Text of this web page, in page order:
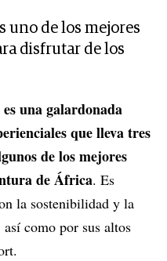
uno de los mejores
disfrutar de los
una galardonada
que lleva tres
de los mejores
de África. Es
la sostenibilidad y la
como por sus altos